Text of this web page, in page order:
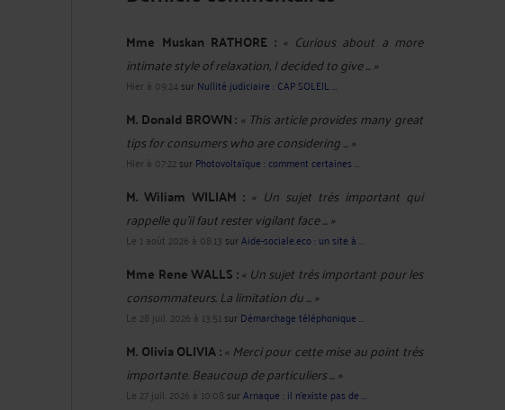
Mme Muskan RATHORE : « Curious about a more
intimate style of relaxation, I decided to give ... »
Hier à 09:24 sur Nullité judiciaire : CAP SOLEIL ...
M. Donald BROWN : « This article provides many great
tips for consumers who are considering ... »
Hier à 07:22sur Photovoltaïque : comment certaines ...
M. Wiliam WILIAM : « Un sujet très important qui
rappelle qu’il faut rester vigilant face ... »
Le 1 août 2026 à 08:13 surAide-sociale.eco : un site à ...
Mme Rene WALLS :« Un sujet très important pour les
consommateurs. La limitation du ... »
Le 28 juil. 2026 à 13:51 sur Démarchage téléphonique ...
M. Olivia OLIVIA :« Merci pour cette mise au point très
importante. Beaucoup de particuliers ... »
Le 27 juil. 2026 à 10:08 surArnaque : il n'existe pas de ...